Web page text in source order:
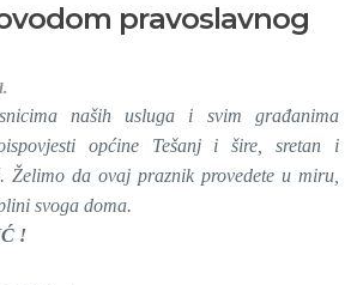
pravoslavnog
naših usluga i svim građanima
općine Tešanj i šire, sretan i
Želimo da ovaj praznik provedete u miru,
svoga doma.
!